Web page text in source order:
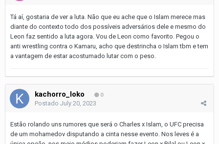
Tá aí, gostaria de ver a luta. Não que eu ache que o Islam merece mas
diante do contexto todo dos possíveis adversários dele e mesmo do
Leon faz sentido a luta agora. Vou de Leon como favorito. Pegou o
anti wrestling contra o Kamaru, acho que destrincha o Islam tbm e tem
a vantagem de estar acostumado lutar com o peso.
kachorro_loko 0
Postado July 20, 2023
Estão rolando uns rumores que será o Charles x Islam, o UFC precisa
de um mohamedov disputando a cinta nesse evento. Nos leves é a